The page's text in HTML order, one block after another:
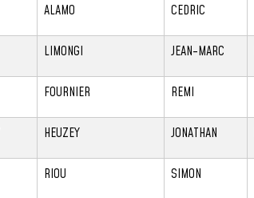
ALAMO CEDRIC
LIMONGI JEAN-MARC
FOURNIER REMI
HEUZEY JONATHAN
RIOU SIMON